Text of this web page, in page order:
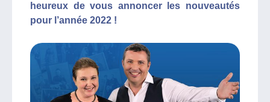
heureux de vous annoncer les nouveautés
pour l’année 2022 !